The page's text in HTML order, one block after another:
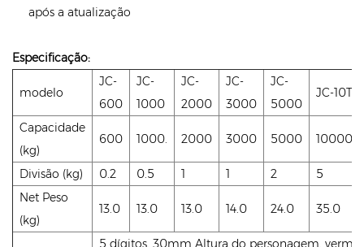
após a atualização
Especificação:
modelo
JC-
600
JC-
1000
JC-
2000
JC-
3000
JC-
5000
JC-10T
Capacidade
(kg)
600 1000. 2000 3000 5000 10000.
Divisão (kg) 0.2 0.5 1 1 2
5
Net Peso
(kg)
13.0 13.0 13.0 14.0 24.0 35.0
5 dígitos, 30mm Altura do personagem,